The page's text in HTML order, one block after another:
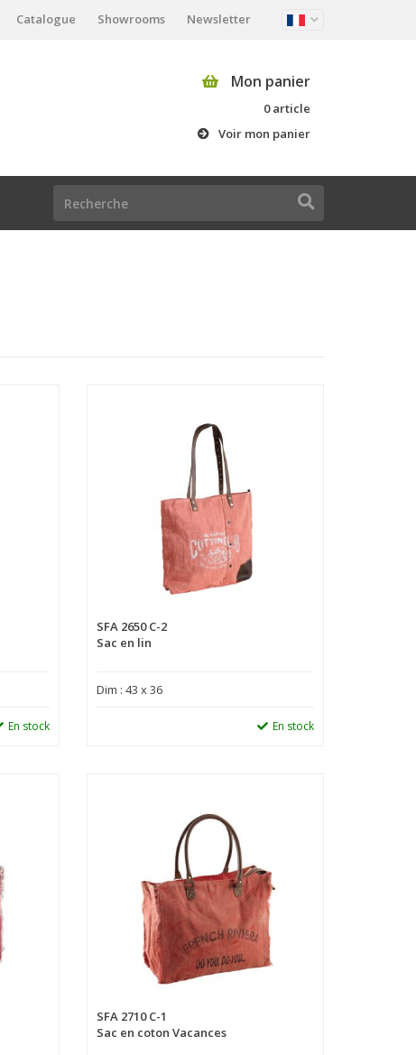
Catalogue Showrooms Newsletter
Mon panier
0 article
Voir mon panier
En stock
SFA 2650 C-2
Sac en lin
Dim : 43 x 36
En stock
SFA 2710 C-1
Sac en coton Vacances